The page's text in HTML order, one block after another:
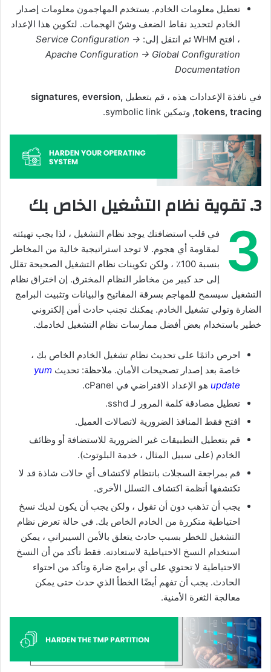
تعطيل معلومات الخادم. يستخدم المهاجمون معلومات إصدار
الخادم لتحديد نقاط الضعف وشنّ الهجمات. لتكوين هذا الإعداد
، افتح WHM ثم انتقل إلى:
Service Configuration →
Apache Configuration → Global Configuration
Documentation
في نافذة الإعدادات هذه ، قم بتعطيل signatures, eversion,
tokens, tracing, وتمكين symbolic link
.
3. تقوية نظام التشغيل الخاص بك
3
في قلب استضافتك يوجد نظام التشغيل ، لذا يجب تهيئته
لمقاومة أي هجوم. لا توجد استراتيجية خالية من المخاطر
بنسبة 100٪ ، ولكن تكوينات نظام التشغيل الصحيحة تقلل
إلى حد كبير من مخاطر النظام المخترق. إن اختراق نظام
التشغيل سيسمح للمهاجم بسرقة المفاتيح والبيانات وتثبيت البرامج
الضارة وتولي تشغيل الخادم. يمكنك تجنب حادث أمن إلكتروني
خطير باستخدام بعض أفضل ممارسات نظام التشغيل لخادمك.
احرص دائمًا على تحديث نظام تشغيل الخادم الخاص بك ،
خاصة بعد إصدار تصحيحات الأمان. ملاحظة: تحديث yum
update هو الإعداد الافتراضي في cPanel.
تعطيل مصادقة كلمة المرور لـ sshd.
افتح فقط المنافذ الضرورية لاتصالات العميل.
قم بتعطيل التطبيقات غير الضرورية للاستضافة أو وظائف
الخادم (على سبيل المثال ، خدمة البلوتوث).
قم بمراجعة السجلات بانتظام لاكتشاف أي حالات شاذة قد لا
تكتشفها أنظمة اكتشاف التسلل الأخرى.
يجب أن تذهب دون أن تقول ، ولكن يجب أن يكون لديك نسخ
احتياطية متكررة من الخادم الخاص بك. في حالة تعرض نظام
التشغيل للخطر بسبب حادث يتعلق بالأمن السيبراني ، يمكن
استخدام النسخ الاحتياطية لاستعادته. فقط تأكد من أن النسخ
الاحتياطية لا تحتوي على أي برامج ضارة وتأكد من احتواء
الحادث. يجب أن تفهم أيضًا الخطأ الذي حدث حتى يمكن
معالجة الثغرة الأمنية.